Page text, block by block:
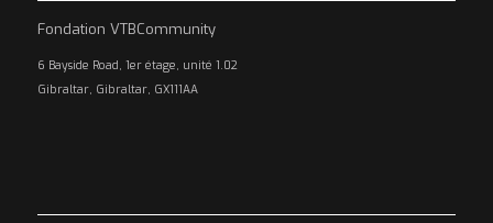
Fondation VTBCommunity
6 Bayside Road, 1er étage, unité 1.02
Gibraltar, Gibraltar, GX111AA